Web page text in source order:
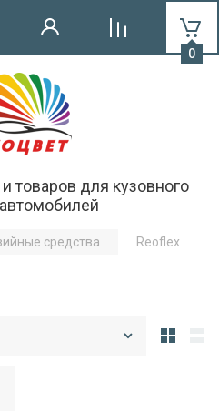
товаров для кузовного
0
средства Reoflex